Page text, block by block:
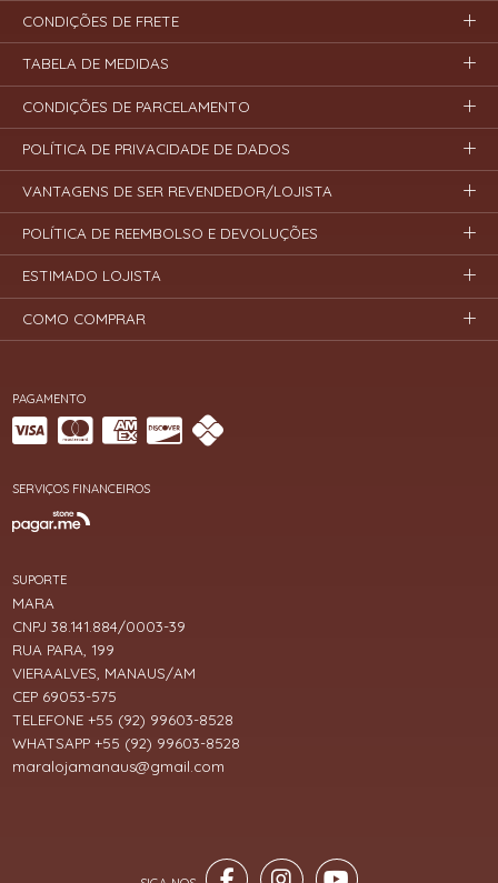
PAGAMENTO
SERVIÇOS FINANCEIROS
SUPORTE
MARA
CNPJ 38.141.884/0003-39
RUA PARA, 199
VIERAALVES, MANAUS/AM
CEP 69053-575
TELEFONE +55 (92) 99603-8528
WHATSAPP +55 (92) 99603-8528
maralojamanaus@gmail.com
CONDIÇÕES DE FRETE
TABELA DE MEDIDAS
CONDIÇÕES DE PARCELAMENTO
POLÍTICA DE PRIVACIDADE DE DADOS
VANTAGENS DE SER REVENDEDOR/LOJISTA
POLÍTICA DE REEMBOLSO E DEVOLUÇÕES
ESTIMADO LOJISTA
COMO COMPRAR